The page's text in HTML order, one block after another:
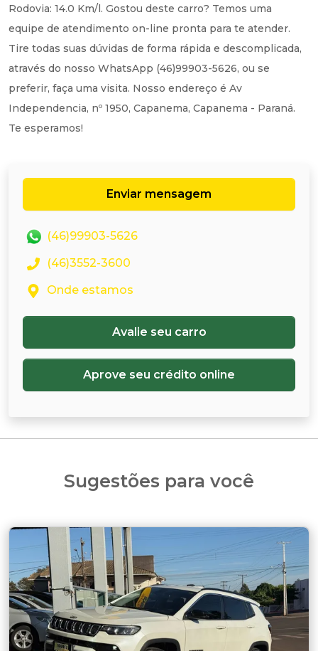
Rodovia: 14.0 Km/l. Gostou deste carro? Temos uma
equipe de atendimento on-line pronta para te atender.
Tire todas suas dúvidas de forma rápida e descomplicada,
através do nosso WhatsApp (46)99903-5626, ou se
preferir, faça uma visita. Nosso endereço é Av
Independencia, nº 1950, Capanema, Capanema - Paraná.
Te esperamos!
Enviar mensagem
(46)99903-5626
(46)3552-3600
Onde estamos
Avalie seu carro
Aprove seu crédito online
Sugestões para você